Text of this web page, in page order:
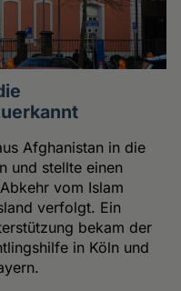
Afghanistan in die
und stellte einen
vom Islam
verfolgt. Ein
bekam der
in Köln und